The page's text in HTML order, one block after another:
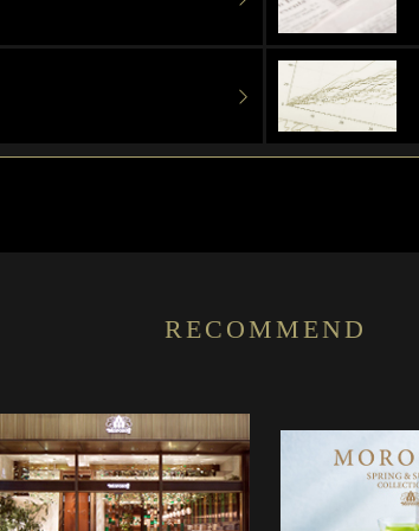
RECOMMEND